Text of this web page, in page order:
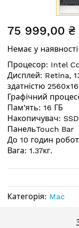
до
галереї
зображень
75 999,00 ₴
Немає у наявності
Процесор: Intel
Дисплей: Retina,
здатністю
Графічний
Пам’ять: 16 ГБ
Накопичувач:
ПанельTouch Bar
До 10 годин
Вага: 1.37кг.
Категорія: Mac